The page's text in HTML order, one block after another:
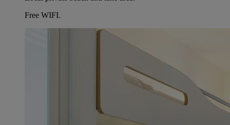
Free WIFI.